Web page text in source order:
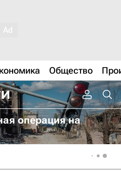
Общество
операция на